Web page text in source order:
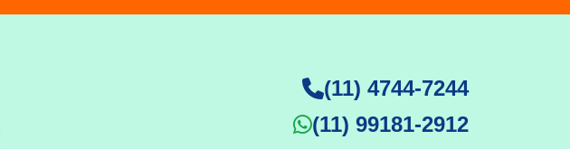
(11) 4744-7244
(11) 99181-2912